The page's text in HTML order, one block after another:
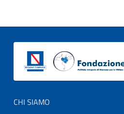
Footer menu
CHI SIAMO